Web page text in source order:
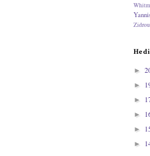
Zidrou
He
►
►
►
►
►
►